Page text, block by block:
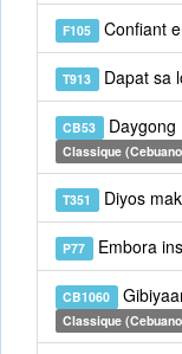
F105 Confiant
T913 Dapat sa
CB53 Daygong
Classique
T351 Diyos
P77 Embora
CB1060
Classique